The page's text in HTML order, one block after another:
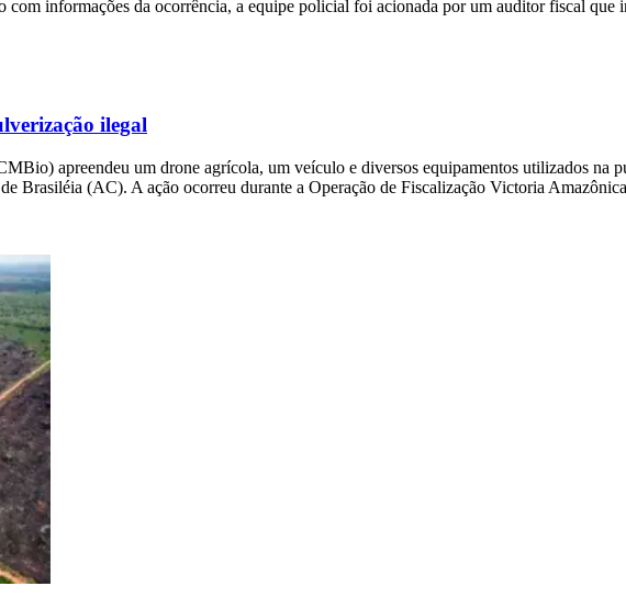
com informações da ocorrência, a equipe policial foi acionada por um auditor fiscal
ilegal
apreendeu um drone agrícola, um veículo e diversos equipamentos utilizados na
Brasiléia (AC). A ação ocorreu durante a Operação de Fiscalização Victoria